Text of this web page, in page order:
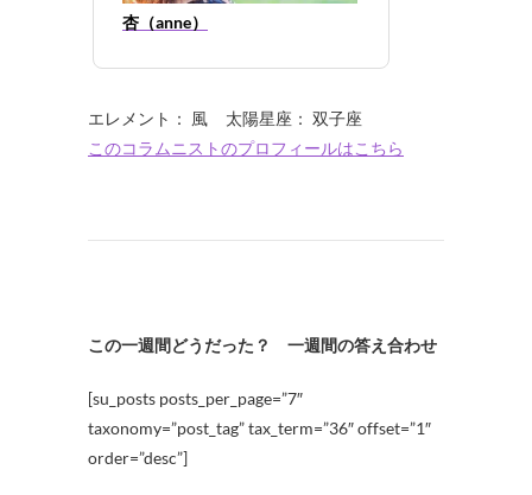
杏（anne）
エレメント： 風 太陽星座： 双子座
このコラムニストのプロフィールはこちら
この一週間どうだった？ 一週間の答え合わせ
[su_posts posts_per_page=”7″
taxonomy=”post_tag” tax_term=”36″ offset=”1″
order=”desc”]